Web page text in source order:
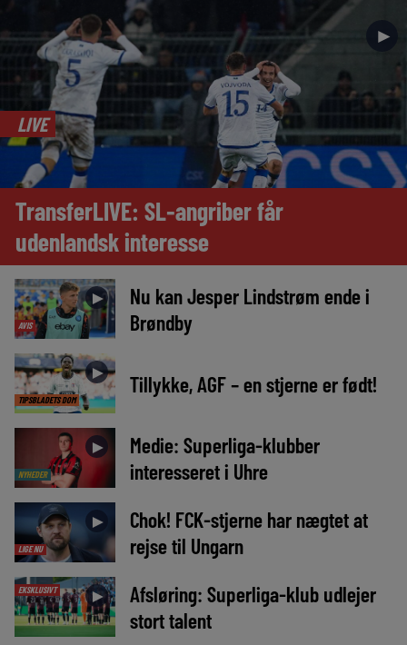
►
LIVE
TransferLIVE: SL-angriber får
udenlandsk interesse
AVIS
►
Nu kan Jesper Lindstrøm ende i
Brøndby
TIPSBLADETS DOM
► Tillykke, AGF – en stjerne er født!
NYHEDER
►
Medie: Superliga-klubber
interesseret i Uhre
LIGE NU
►
Chok! FCK-stjerne har nægtet at
rejse til Ungarn
EKSKLUSIVT ►
Afsløring: Superliga-klub udlejer
stort talent